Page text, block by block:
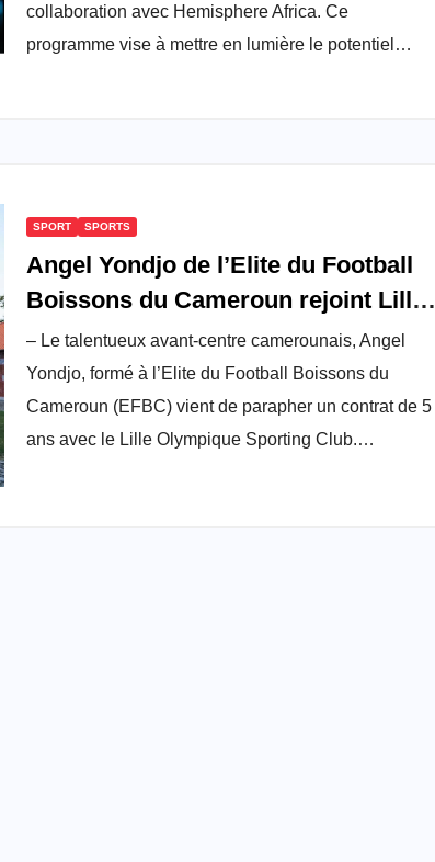
collaboration avec Hemisphere Africa. Ce
programme vise à mettre en lumière le potentiel…
SPORT SPORTS
Angel Yondjo de l’Elite du Football
Boissons du Cameroun rejoint Lille
Olympique Sporting Club
– Le talentueux avant-centre camerounais, Angel
Yondjo, formé à l’Elite du Football Boissons du
Cameroun (EFBC) vient de parapher un contrat de 5
ans avec le Lille Olympique Sporting Club.…